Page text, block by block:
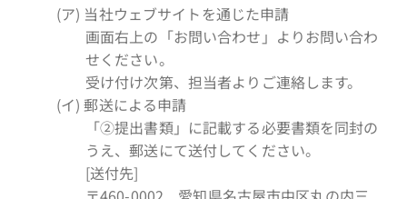
(ア) 当社ウェブサイトを通じた申請
画面右上の「お問い合わせ」よりお問い合わ
せください。
受け付け次第、担当者よりご連絡します。
(イ) 郵送による申請
「②提出書類」に記載する必要書類を同封の
うえ、郵送にて送付してください。
[送付先]